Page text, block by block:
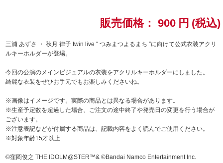
ラブライブ！シリーズ
ラブライブ！虹ヶ咲学園スクールアイドル同好会
ラブライブ！スーパースター!!
アイドリッシュセブン
販売価格： 900 円 (税込)
三浦 あずさ ・ 秋月 律子 twin live “ つみまつよるまち ”に向けて公式衣装アクリ
ルキーホルダーが登場。
今回の公演のメインビジュアルの衣装をアクリルキーホルダーにしました。
綺麗な衣装をぜひお手元でもお楽しみくださいね。
※画像はイメージです。実際の商品とは異なる場合があります。
※生産予定数を超過した場合、ご注文の途中終了や発売日の変更を行う場合が
ございます。
※注意表記などが付属する商品は、記載内容をよく読んでご使用ください。
※対象年齢15才以上
©窪岡俊之 THE IDOLM@STER™& ©Bandai Namco Entertainment Inc.